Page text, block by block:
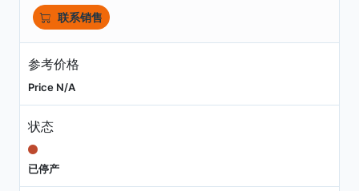
联系销售
参考价格
Price N/A
状态
已停产